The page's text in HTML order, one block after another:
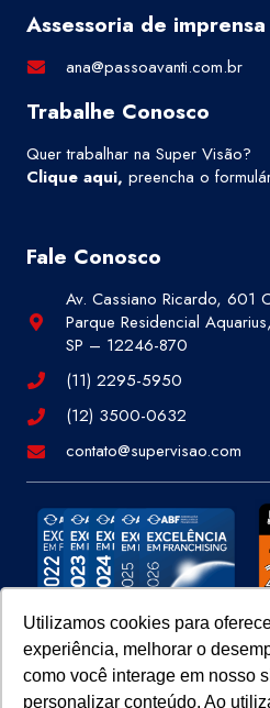
Utilizamos cookies para
experiência, melhorar o
como você interage em nosso
personalizar conteúdo. Ao
Assessoria de imprensa
ana@passoavanti.com.br
Trabalhe Conosco
Quer trabalhar na Super Visão?
Clique aqui, preencha o
Fale Conosco
Av. Cassiano Ricardo, 601
Parque Residencial
SP – 12246-870
(11) 2295-5950
(12) 3500-0632
contato@supervisao.com
Site